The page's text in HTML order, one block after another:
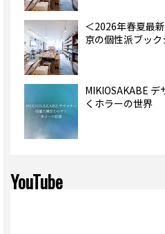
＜2026年春夏最
京の個性派ブック
MIKIOSAKABE
くホラーの世界
YouTube